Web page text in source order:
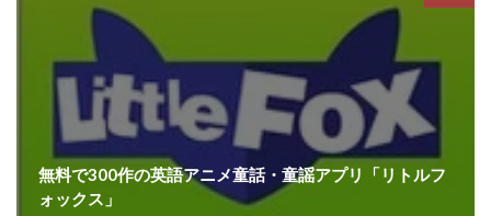
無料で300作の英語アニメ童話・童謡アプリ「リトルフ
ォックス」